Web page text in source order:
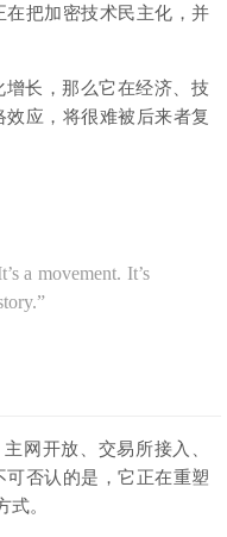
把加密技术民主化，并
长，那么它在经济、技
应，将很难被后来者复
a movement. It’s
网开放、交易所接入、
否认的是，它正在重塑
式。